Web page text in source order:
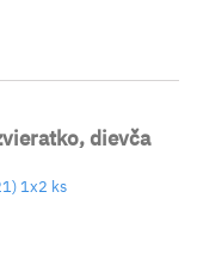
dievča
1x2 ks